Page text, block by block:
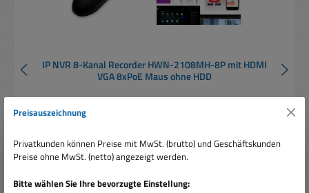
IP NVR 8-Kanal Recorder HWN-2108MH-8P mit HDMI
VGA 8xPoE Maus ohne HDD
Regulärer Preis:
170,00 €
Preisauszeichnung
Privatkunden können Preise mit MwSt. (brutto) und Geschäftskunden
Preise ohne MwSt. (netto) angezeigt werden.
Bitte wählen Sie Ihre bevorzugte Einstellung: